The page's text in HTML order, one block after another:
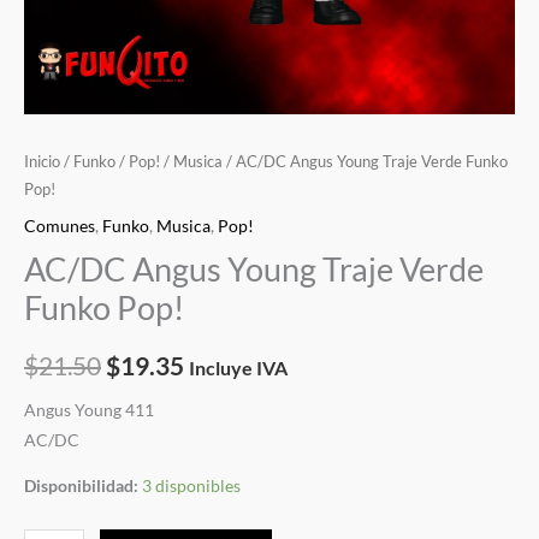
Inicio / Funko / Pop! / Musica / AC/DC Angus Young Traje Verde Funko
Pop!
Comunes, Funko, Musica, Pop!
AC/DC Angus Young Traje Verde
Funko Pop!
$21.50 $19.35 Incluye IVA
Angus Young 411
AC/DC
Disponibilidad: 3 disponibles